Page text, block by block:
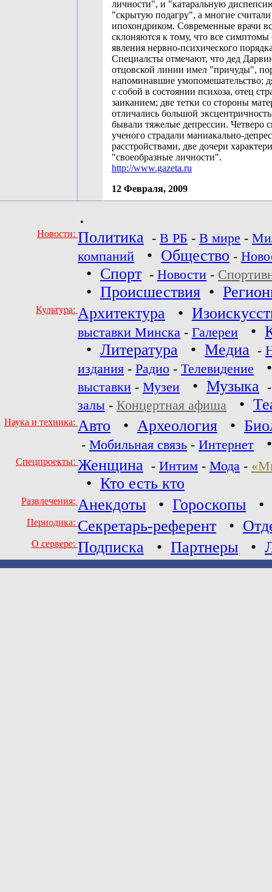
личности", и "катаральную
"скрытую подагру", а многие считали
ипохондриком. Современные врачи
склоняются к тому, что все симптомы
явления нервно-психического
Специалсты отмечают, что дед
отцовской линии имел "причуды",
напоминавшие умопомешательство;
с собой в состоянии психоза, отец
заиканием; две тетки со стороны
отличались большой
бывали тяжелые депрессии. Четверо
ученого страдали маниакально-
расстройствами, две дочери
"своеобразные личности".
http://www.gazeta.ru
12 Февраля, 2009
•
Новости: Политика - В РБ - В мире -
компаний
• Общество -
• Спорт - Новости -
• Происшествия •
Культура: Архитектура •
выставки Минска - Галереи •
• Литература • Медиа -
издания - Радио - Телевидение
выставки - Музеи • Музыка
залы - Концертная афиша •
Наука и техника: Авто • Археология •
- Мобильная связь - Интернет
Спецпроекты: Женщина - Интим - Мода -
• Кто есть кто
Развлечения: Анекдоты • Гороскопы •
Периодика: Секретарь-референт •
О сервере: Подписка • Партнеры •